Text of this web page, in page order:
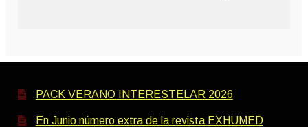
PACK VERANO INTERESTELAR 2026
En Junio número extra de la revista EXHUMED